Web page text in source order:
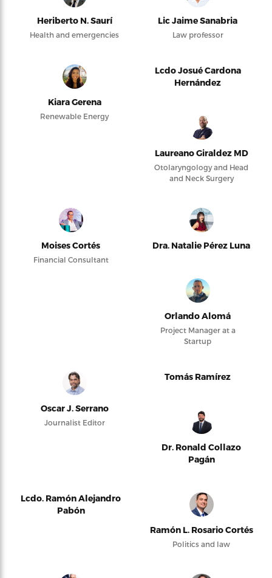
Heriberto N. Saurí
Health and emergencies
Lic Jaime Sanabria
Law professor
Kiara Gerena
Renewable Energy
Lcdo Josué Cardona
Hernández
Laureano Giraldez MD
Otolaryngology and Head
and Neck Surgery
Moises Cortés
Financial Consultant
Dra. Natalie Pérez Luna
Orlando Alomá
Project Manager at a
Startup
Oscar J. Serrano
Journalist Editor
Tomás Ramírez
Dr. Ronald Collazo
Pagán
Lcdo. Ramón Alejandro
Pabón
Ramón L. Rosario Cortés
Politics and law